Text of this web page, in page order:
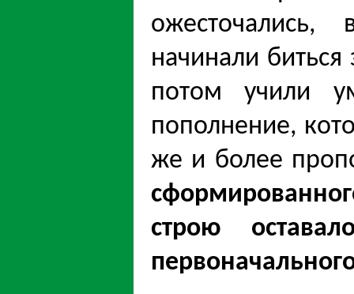
начинали
потом учили
пополнение,
же и более
строю